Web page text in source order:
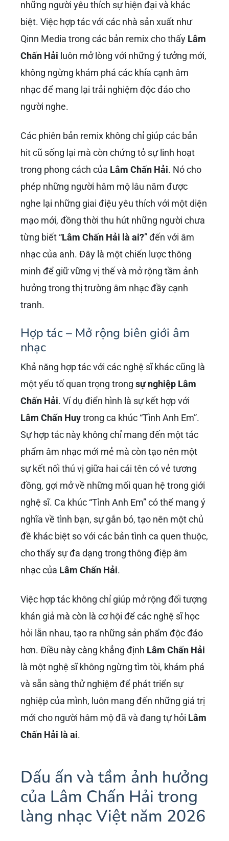
những người yêu thích sự hiện đại và khác
biệt. Việc hợp tác với các nhà sản xuất như
Qinn Media trong các bản remix cho thấy Lâm
Chấn Hải luôn mở lòng với những ý tưởng mới,
không ngừng khám phá các khía cạnh âm
nhạc để mang lại trải nghiệm độc đáo cho
người nghe.
Các phiên bản remix không chỉ giúp các bản
hit cũ sống lại mà còn chứng tỏ sự linh hoạt
trong phong cách của Lâm Chấn Hải. Nó cho
phép những người hâm mộ lâu năm được
nghe lại những giai điệu yêu thích với một diện
mạo mới, đồng thời thu hút những người chưa
từng biết “Lâm Chấn Hải là ai?” đến với âm
nhạc của anh. Đây là một chiến lược thông
minh để giữ vững vị thế và mở rộng tầm ảnh
hưởng trong thị trường âm nhạc đầy cạnh
tranh.
Hợp tác – Mở rộng biên giới âm
nhạc
Khả năng hợp tác với các nghệ sĩ khác cũng là
một yếu tố quan trọng trong sự nghiệp Lâm
Chấn Hải. Ví dụ điển hình là sự kết hợp với
Lâm Chấn Huytrong ca khúc “Tình Anh Em”.
Sự hợp tác này không chỉ mang đến một tác
phẩm âm nhạc mới mẻ mà còn tạo nên một
sự kết nối thú vị giữa hai cái tên có vẻ tương
đồng, gợi mở về những mối quan hệ trong giới
nghệ sĩ. Ca khúc “Tình Anh Em” có thể mang ý
nghĩa về tình bạn, sự gắn bó, tạo nên một chủ
đề khác biệt so với các bản tình ca quen thuộc,
cho thấy sự đa dạng trong thông điệp âm
nhạc của Lâm Chấn Hải.
Việc hợp tác không chỉ giúp mở rộng đối tượng
khán giả mà còn là cơ hội để các nghệ sĩ học
hỏi lẫn nhau, tạo ra những sản phẩm độc đáo
hơn. Điều này càng khẳng định Lâm Chấn Hải
là một nghệ sĩ không ngừng tìm tòi, khám phá
và sẵn sàng thử nghiệm để phát triển sự
nghiệp của mình, luôn mang đến những giá trị
mới cho người hâm mộ đã và đang tự hỏi Lâm
Chấn Hải là ai.
Dấu ấn và tầm ảnh hưởng
của Lâm Chấn Hải trong
làng nhạc Việt năm 2026